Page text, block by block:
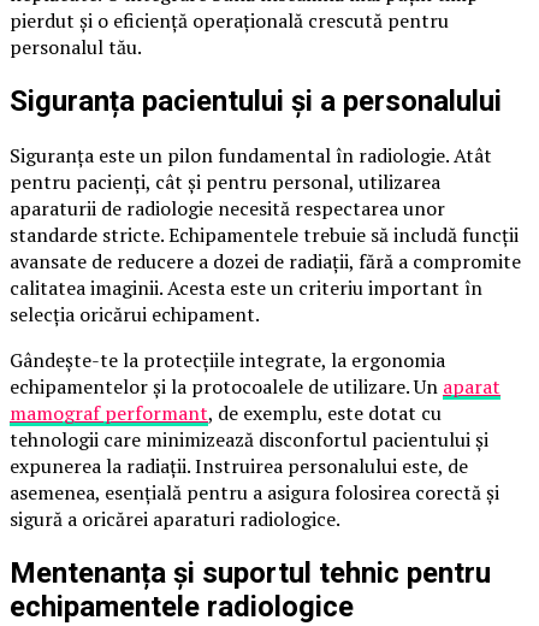
pierdut și o eficiență operațională crescută pentru
personalul tău.
Siguranța pacientului și a personalului
Siguranța este un pilon fundamental în radiologie. Atât
pentru pacienți, cât și pentru personal, utilizarea
aparaturii de radiologie necesită respectarea unor
standarde stricte. Echipamentele trebuie să includă funcții
avansate de reducere a dozei de radiații, fără a compromite
calitatea imaginii. Acesta este un criteriu important în
selecția oricărui echipament.
Gândește-te la protecțiile integrate, la ergonomia
echipamentelor și la protocoalele de utilizare. Un aparat
mamograf performant, de exemplu, este dotat cu
tehnologii care minimizează disconfortul pacientului și
expunerea la radiații. Instruirea personalului este, de
asemenea, esențială pentru a asigura folosirea corectă și
sigură a oricărei aparaturi radiologice.
Mentenanța și suportul tehnic pentru
echipamentele radiologice